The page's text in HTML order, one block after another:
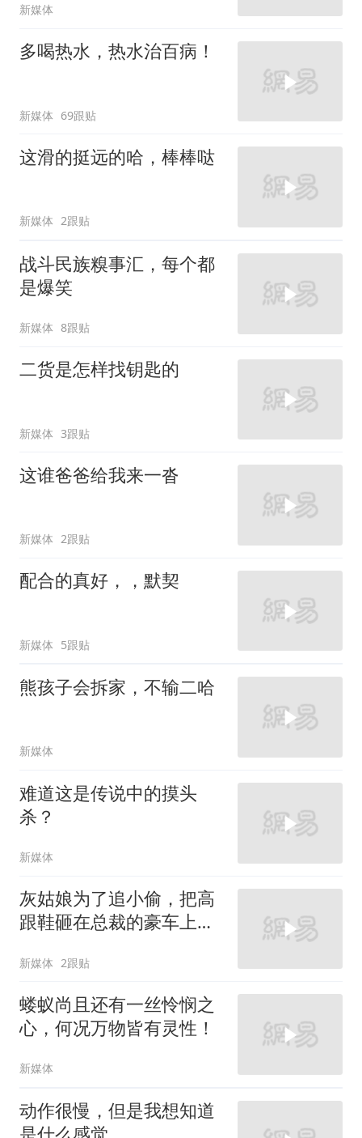
新媒体
多喝热水，热水治百病！
新媒体 69跟贴
这滑的挺远的哈，棒棒哒
新媒体 2跟贴
战斗民族糗事汇，每个都
是爆笑
新媒体 8跟贴
二货是怎样找钥匙的
新媒体 3跟贴
这谁爸爸给我来一沓
新媒体 2跟贴
配合的真好，，默契
新媒体 5跟贴
熊孩子会拆家，不输二哈
新媒体
难道这是传说中的摸头
杀？
新媒体
灰姑娘为了追小偷，把高
跟鞋砸在总裁的豪车上，
新媒体 2跟贴
蝼蚁尚且还有一丝怜悯之
心，何况万物皆有灵性！
新媒体
动作很慢，但是我想知道